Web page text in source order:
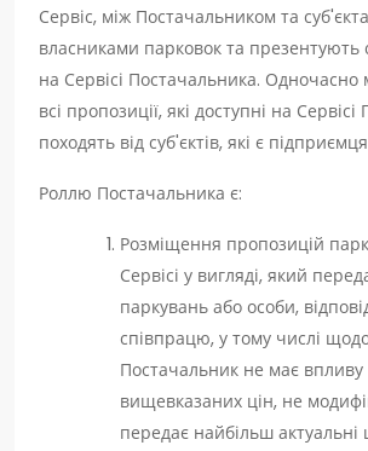
Сервіс, між Постачальником та
власниками парковок та презентують
на Сервісі Постачальника.
всі пропозиції, які доступні на
походять від суб'єктів, які є
Роллю Постачальника є:
Розміщення пропозицій
Сервісі у вигляді, який
паркувань або особи,
співпрацю, у тому числі
Постачальник не має впливу
вищевказаних цін, не
передає найбільш актуальні